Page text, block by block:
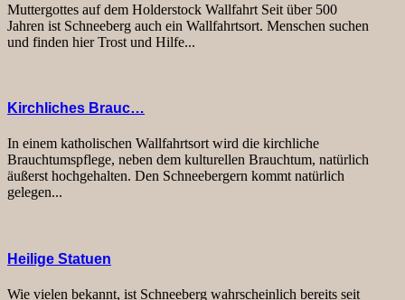
Muttergottes auf dem Holderstock Wallfahrt Seit über 500
Jahren ist Schneeberg auch ein Wallfahrtsort. Menschen suchen
und finden hier Trost und Hilfe...
Kirchliches Brauc…
In einem katholischen Wallfahrtsort wird die kirchliche
Brauchtumspflege, neben dem kulturellen Brauchtum, natürlich
äußerst hochgehalten. Den Schneebergern kommt natürlich
gelegen...
Heilige Statuen
Wie vielen bekannt, ist Schneeberg wahrscheinlich bereits seit